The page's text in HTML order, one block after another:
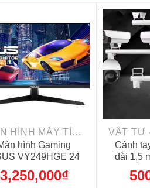
MÀN HÌNH MÁY TÍNH
hình Gaming
VY249HGE 24
inch (FullHD IPS
1ms FreeSync –
3,250,000₫
Cánh
dài 1,5